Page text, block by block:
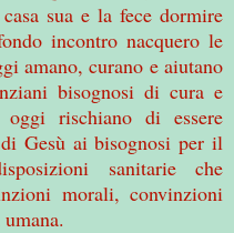
sua e la fece dormire
incontro nacquero le
amano, curano e aiutano
bisognosi di cura e
oggi rischiano di essere
Gesù ai bisognosi per il
sanitarie che
morali, convinzioni